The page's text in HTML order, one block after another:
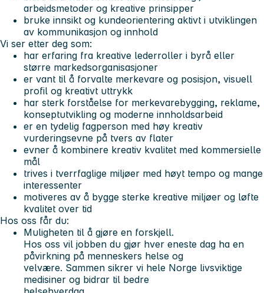
arbeidsmetoder og kreative prinsipper
bruke innsikt og kundeorientering aktivt i utviklingen
av kommunikasjon og innhold
Vi ser etter deg som:
har erfaring fra kreative lederroller i byrå eller
større markedsorganisasjoner
er vant til å forvalte merkevare og posisjon, visuell
profil og kreativt uttrykk
har sterk forståelse for merkevarebygging, reklame,
konseptutvikling og moderne innholdsarbeid
er en tydelig fagperson med høy kreativ
vurderingsevne på tvers av flater
evner å kombinere kreativ kvalitet med kommersielle
mål
trives i tverrfaglige miljøer med høyt tempo og mange
interessenter
motiveres av å bygge sterke kreative miljøer og løfte
kvalitet over tid
Hos oss får du:
Muligheten til å gjøre en forskjell.
Hos oss vil jobben du gjør hver eneste dag ha en
påvirkning på menneskers helse og
velvære. Sammen sikrer vi hele Norge livsviktige
medisiner og bidrar til bedre